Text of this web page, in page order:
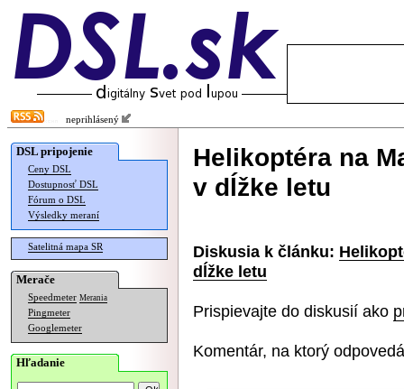
neprihlásený
DSL pripojenie
Ceny DSL
Dostupnosť DSL
Fórum o DSL
Výsledky meraní
Satelitná mapa SR
Merače
Speedmeter Merania
Pingmeter
Googlemeter
Hľadanie
Helikoptéra na
v dĺžke letu
Diskusia k článku:
dĺžke letu
Prispievajte do diskusií ako
Komentár, na ktorý